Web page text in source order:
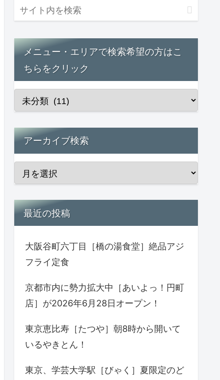
メニュー・エリアで検索希望の方はこ
ちらをクリック
アーカイブ検索
最近の投稿
大阪谷町六丁目［橋の湯食堂］絶品アジ
フライ定食
京都市内に勢力拡大中［あいよっ！円町
店］が2026年6月28日オープン！
東京恵比寿［たつや］朝8時から開いて
いるやきとん！
東京、学芸大学駅［びゃく］夏限定のど